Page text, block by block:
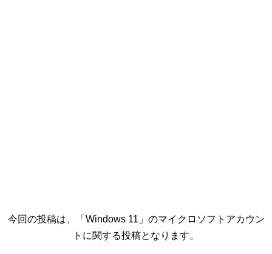
今回の投稿は、「Windows 11」のマイクロソフトアカウン
トに関する投稿となります。